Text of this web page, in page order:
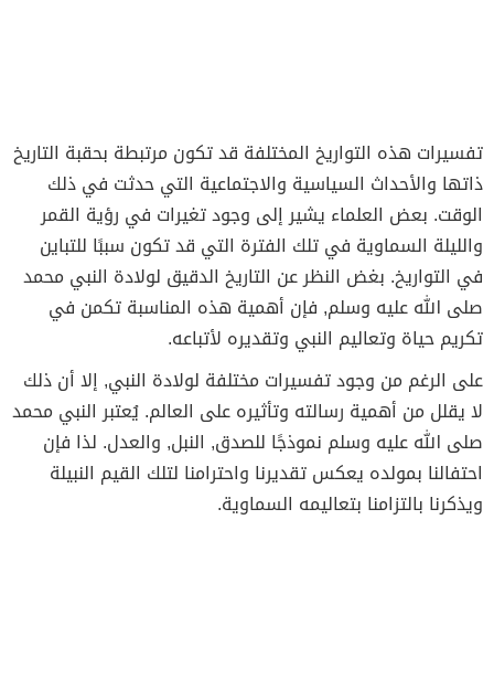
تفسيرات هذه التواريخ المختلفة قد تكون مرتبطة بحقبة التاريخ
ذاتها والأحداث السياسية والاجتماعية التي حدثت في ذلك
الوقت. بعض العلماء يشير إلى وجود تغيرات في رؤية القمر
والليلة السماوية في تلك الفترة التي قد تكون سببًا للتباين
في التواريخ. بغض النظر عن التاريخ الدقيق لولادة النبي محمد
صلى الله عليه وسلم, فإن أهمية هذه المناسبة تكمن في
تكريم حياة وتعاليم النبي وتقديره لأتباعه.
على الرغم من وجود تفسيرات مختلفة لولادة النبي, إلا أن ذلك
لا يقلل من أهمية رسالته وتأثيره على العالم. يُعتبر النبي محمد
صلى الله عليه وسلم نموذجًا للصدق, النبل, والعدل. لذا فإن
احتفالنا بمولده يعكس تقديرنا واحترامنا لتلك القيم النبيلة
ويذكرنا بالتزامنا بتعاليمه السماوية.